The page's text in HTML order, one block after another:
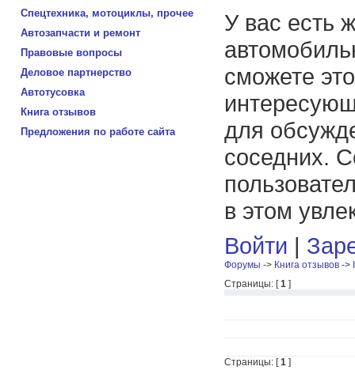
Спецтехника, мотоциклы, прочее
Автозапчасти и ремонт
Правовые вопросы
Деловое партнерство
Автотусовка
Книга отзывов
Предложения по работе сайта
У вас есть
сможете
для
соседних.
в этом
Войти |
Форумы -> Книга отзывов ->
Страницы: [1 ]
Страницы: [1 ]